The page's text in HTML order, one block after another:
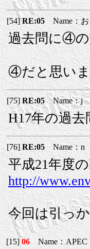
[54]RE:05Name：お
過去問に④
④だと思い
[75]RE:05Name：j
H17年の過
[76]RE:05Name：n
平成21年度
http://
今回は引っ
[15]06 Name：APEC